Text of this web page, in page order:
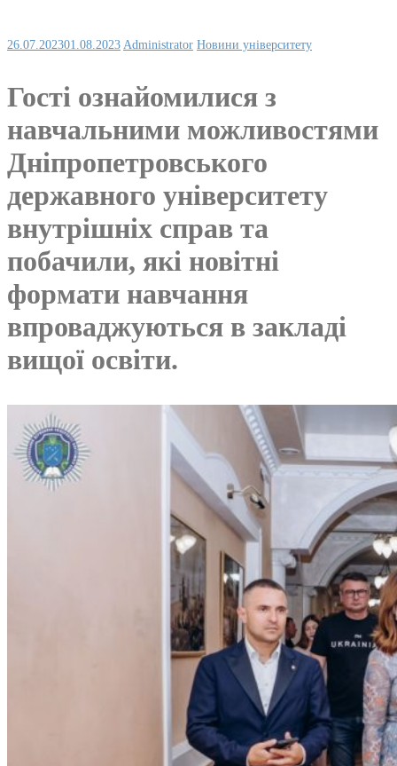
26.07.202301.08.2023 Administrator Новини університету
Гості ознайомилися з
навчальними можливостями
Дніпропетровського
державного університету
внутрішніх справ та
побачили, які новітні
формати навчання
впроваджуються в закладі
вищої освіти.